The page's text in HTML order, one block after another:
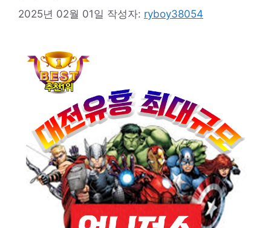
2025년 02월 01일 작성자: ryboy38054